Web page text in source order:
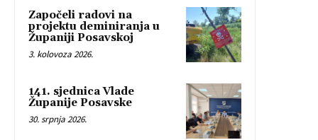
Započeli radovi na
projektu deminiranja u
Županiji Posavskoj
3. kolovoza 2026.
141. sjednica Vlade
Županije Posavske
30. srpnja 2026.